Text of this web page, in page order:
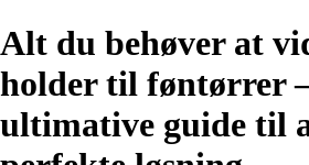
Alt du behøver at
holder til føntørrer
ultimative guide til